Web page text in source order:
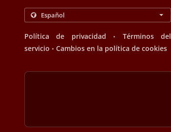
Política de privacidad .
Términos del
servicio . Cambios en la política de cookies